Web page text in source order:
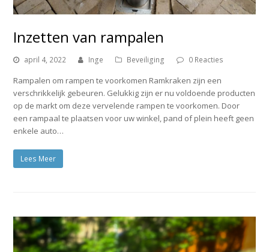
Inzetten van rampalen
april 4, 2022 Inge Beveiliging 0 Reacties
Rampalen om rampen te voorkomen Ramkraken zijn een
verschrikkelijk gebeuren. Gelukkig zijn er nu voldoende producten
op de markt om deze vervelende rampen te voorkomen. Door
een rampaal te plaatsen voor uw winkel, pand of plein heeft geen
enkele auto…
Lees Meer